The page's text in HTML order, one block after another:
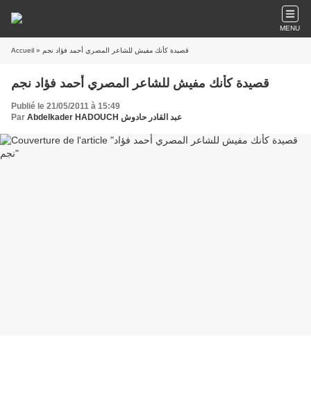
MENU
Accueil » قصيدة كأنك مفيش للشاعر المصري أحمد فؤاد نجم
قصيدة كأنك مفيش للشاعر المصري أحمد فؤاد نجم
Publié le 21/05/2011 à 15:49
Par
Abdelkader HADOUCH عبد القادر حادوش